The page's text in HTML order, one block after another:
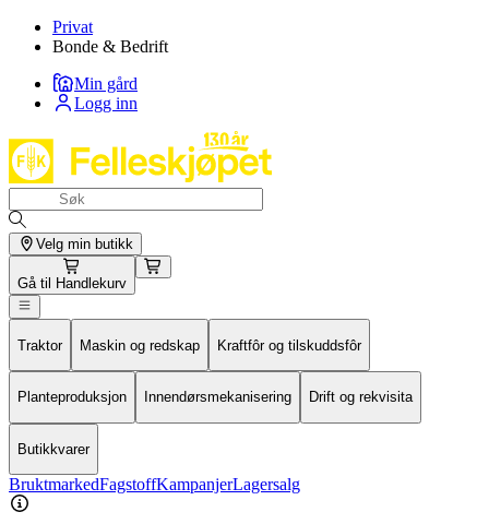
Privat
Bonde & Bedrift
Min gård
Logg inn
Velg min butikk
Gå til Handlekurv
Traktor Maskin og redskap Kraftfôr og tilskuddsfôr
Planteproduksjon Innendørsmekanisering Drift og rekvisita
Butikkvarer
BruktmarkedFagstoffKampanjerLagersalg